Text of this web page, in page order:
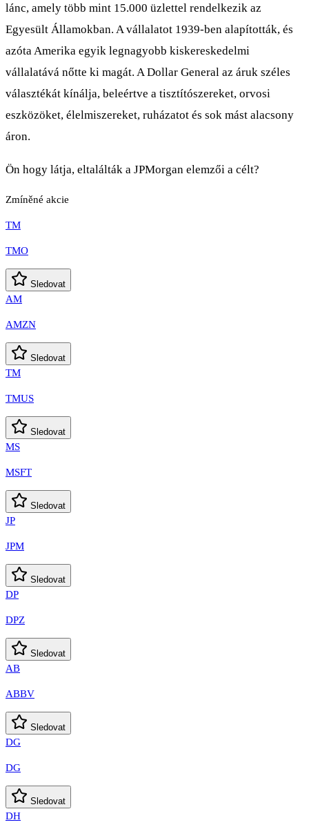
lánc, amely több mint 15.000 üzlettel rendelkezik az
Egyesült Államokban. A vállalatot 1939-ben alapították, és
azóta Amerika egyik legnagyobb kiskereskedelmi
vállalatává nőtte ki magát. A Dollar General az áruk széles
választékát kínálja, beleértve a tisztítószereket, orvosi
eszközöket, élelmiszereket, ruházatot és sok mást alacsony
áron.
Ön hogy látja, eltalálták a JPMorgan elemzői a célt?
Zmíněné akcie
TM
TMO
Sledovat
AM
AMZN
Sledovat
TM
TMUS
Sledovat
MS
MSFT
Sledovat
JP
JPM
Sledovat
DP
DPZ
Sledovat
AB
ABBV
Sledovat
DG
DG
Sledovat
DH